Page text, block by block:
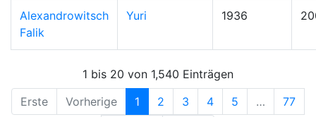
Alexandrowitsch
Falik
Yuri 1936
1 bis 20 von 1,540 Einträgen
Erste
Vorherige 1 2 3 4 5 …
77